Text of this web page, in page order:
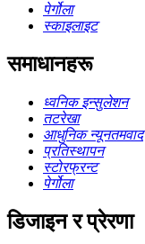
पेर्गोला
स्काइलाइट
समाधानहरू
ध्वनिक इन्सुलेशन
तटरेखा
आधुनिक न्यूनतमवाद
प्रतिस्थापन
स्टोरफ्रन्ट
पेर्गोला
डिजाइन र प्रेरणा